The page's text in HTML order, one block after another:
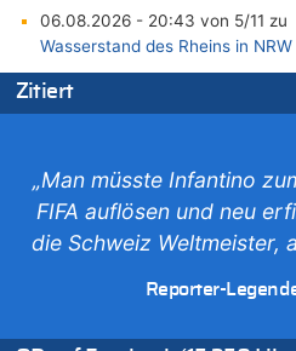
06.08.2026 - 20:43 von 5/11 zu
Wasserstand des Rheins in
06.08.2026 - 20:35 von
Zurück an den Rhein: Hendrich
06.08.2026 - 19:17 von Guido
Zweite Hitzewelle in diesem
06.08.2026 - 19:14 von JoKrings
Zweite Hitzewelle in diesem
Felice Mazzu soll Cheftrainer
Zitiert
„Man müsste Infantino
FIFA auflösen und neu
die Schweiz Weltmeister,
Reporter-